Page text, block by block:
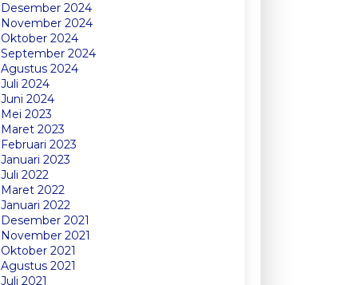
Desember 2024
November 2024
Oktober 2024
September 2024
Agustus 2024
Juli 2024
Juni 2024
Mei 2023
Maret 2023
Februari 2023
Januari 2023
Juli 2022
Maret 2022
Januari 2022
Desember 2021
November 2021
Oktober 2021
Agustus 2021
Juli 2021